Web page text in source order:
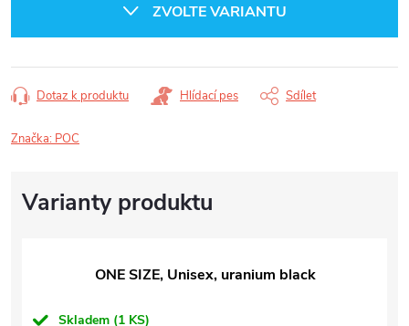
ZVOLTE VARIANTU
Dotaz k produktu Hlídací pes Sdílet
Značka: POC
ONE SIZE, Unisex, uranium black
Skladem (1 KS)